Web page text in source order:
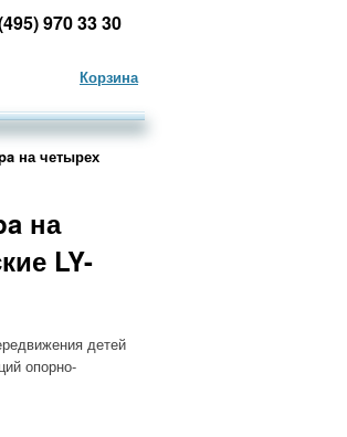
970 33 30
Корзина
на четырех
на
LY-
детей
опорно-